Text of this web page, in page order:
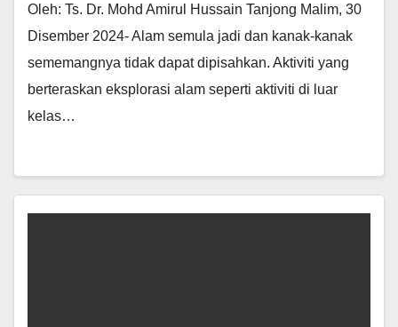
Oleh: Ts. Dr. Mohd Amirul Hussain Tanjong Malim, 30
Disember 2024- Alam semula jadi dan kanak-kanak
sememangnya tidak dapat dipisahkan. Aktiviti yang
berteraskan eksplorasi alam seperti aktiviti di luar
kelas…